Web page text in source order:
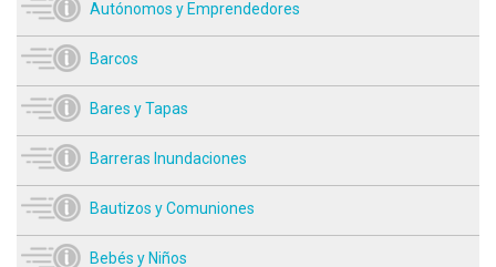
Autónomos y Emprendedores
Barcos
Bares y Tapas
Barreras Inundaciones
Bautizos y Comuniones
Bebés y Niños